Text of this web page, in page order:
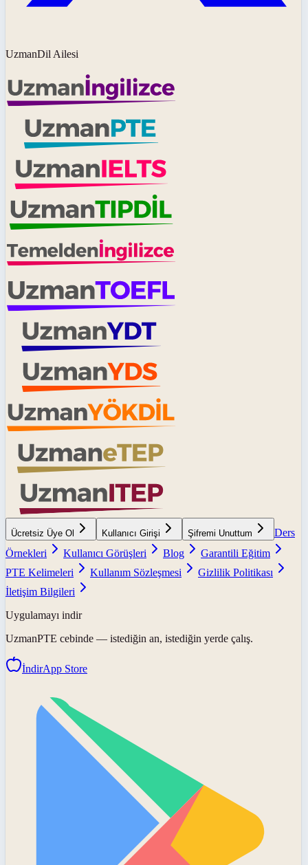
UzmanDil Ailesi
Ücretsiz Üye Ol Kullanıcı Girişi Şifremi Unuttum
Ders
Örnekleri
Kullanıcı Görüşleri Blog
Garantili Eğitim
PTE Kelimeleri
Kullanım Sözleşmesi
Gizlilik Politikası
İletişim Bilgileri
Uygulamayı indir
UzmanPTE cebinde — istediğin an, istediğin yerde çalış.
İndirApp Store